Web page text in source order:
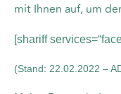
mit Ihnen auf, um
[shariff
(Stand: 22.02.2022 –